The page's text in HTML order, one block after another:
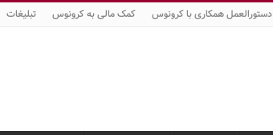
دستورالعمل همکاری با کرونوس کمک مالی به کرونوس تبلیغات